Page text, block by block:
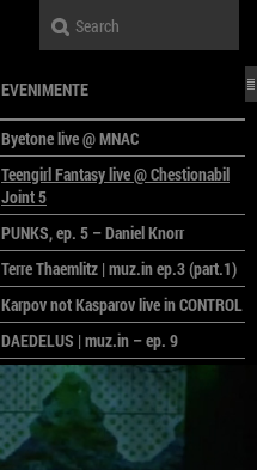
EVENIMENTE
Byetone live @ MNAC
Teengirl Fantasy live @ Chestionabil
Joint 5
PUNKS, ep. 5 – Daniel Knorr
Terre Thaemlitz | muz.in ep.3 (part.1)
Karpov not Kasparov live in CONTROL
DAEDELUS | muz.in – ep. 9
LALELE, LALELE – prima premieră a
anului la MACAZ
CinePOLSKA – filme poloneze la
București